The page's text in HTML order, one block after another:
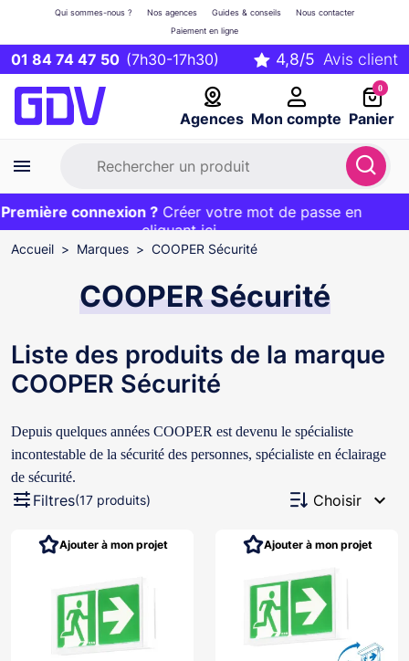
01 84 74 47 50 (7h30-17h30)
Agences Mon compte
Qui sommes-nous ? Nos agences Guides & conseils
Nous contacter
Paiement en ligne
0
Panier
Première commande ?20€ OFFERT sur votre panier
et livraison 24/48h gratuite avec le codeBIENVENUE
connexion ?Créer votre mot de passe en
cliquant ici
EXCLU WEB :
Accueil Marques COOPER Sécurité
COOPER Sécurité
Liste des produits de la marque
COOPER Sécurité
Depuis quelques années COOPER est devenu le spécialiste
incontestable de la sécurité des personnes, spécialiste en éclairage
de sécurité.
Filtres(17 produits) Choisir expand_more
Ajouter à mon projet Ajouter à mon projet